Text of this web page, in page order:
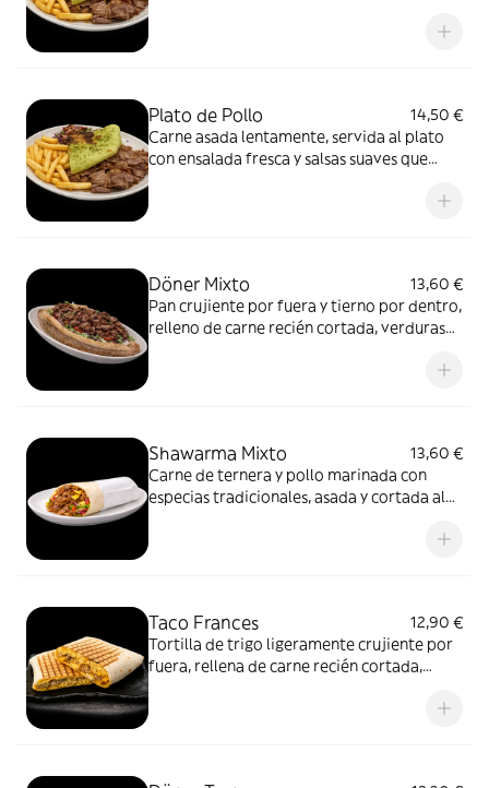
pausado, pensado para disfrutar del sabor
Plato de Pollo
14,50 €
Carne asada lentamente, servida al plato
con ensalada fresca y salsas suaves que
pausado, pensado para disfrutar del sabor
Döner Mixto
13,60 €
Pan crujiente por fuera y tierno por dentro,
relleno de carne recién cortada, verduras
Shawarma Mixto
13,60 €
Carne de ternera y pollo marinada con
especias tradicionales, asada y cortada al
Taco Frances
12,90 €
Tortilla de trigo ligeramente crujiente por
fuera, rellena de carne recién cortada,
Cerrado, prensado y marcado a la plancha